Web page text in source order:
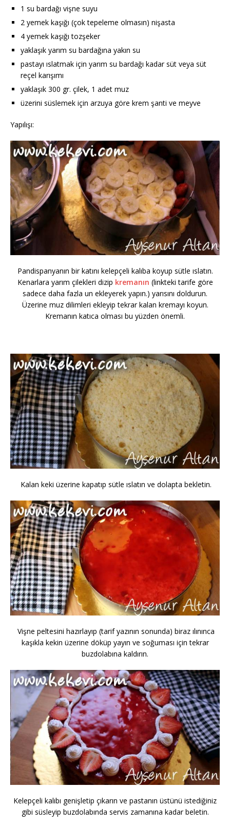
1 su bardağı vişne suyu
2 yemek kaşığı (çok tepeleme olmasın) nişasta
4 yemek kaşığı tozşeker
yaklaşık yarım su bardağına yakın su
pastayı ıslatmak için yarım su bardağı kadar süt veya süt
reçel karışımı
yaklaşık 300 gr. çilek, 1 adet muz
üzerini süslemek için arzuya göre krem şanti ve meyve
Yapılışı:
Pandispanyanın bir katını kelepçeli kalıba koyup sütle ıslatın.
Kenarlara yarım çilekleri dizip kremanın (linkteki tarife göre
sadece daha fazla un ekleyerek yapın.) yarısını doldurun.
Üzerine muz dilimleri ekleyip tekrar kalan kremayı koyun.
Kremanın katıca olması bu yüzden önemli.
Kalan keki üzerine kapatıp sütle ıslatın ve dolapta bekletin.
Vişne peltesini hazırlayıp (tarif yazının sonunda) biraz ılınınca
kaşıkla kekin üzerine döküp yayın ve soğuması için tekrar
buzdolabına kaldırın.
Kelepçeli kalıbı genişletip çıkarın ve pastanın üstünü istediğiniz
gibi süsleyip buzdolabında servis zamanına kadar beletin.